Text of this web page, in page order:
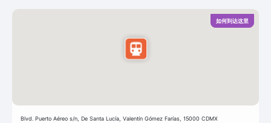
如何到达这里
Blvd. Puerto Aéreo s/n, De Santa Lucía, Valentín Gómez Farías, 15000 CDMX